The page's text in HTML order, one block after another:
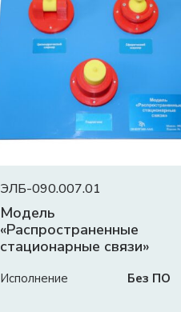
ЭЛБ-090.007.01
Модель
«Распространенные
стационарные связи»
Исполнение Без ПО